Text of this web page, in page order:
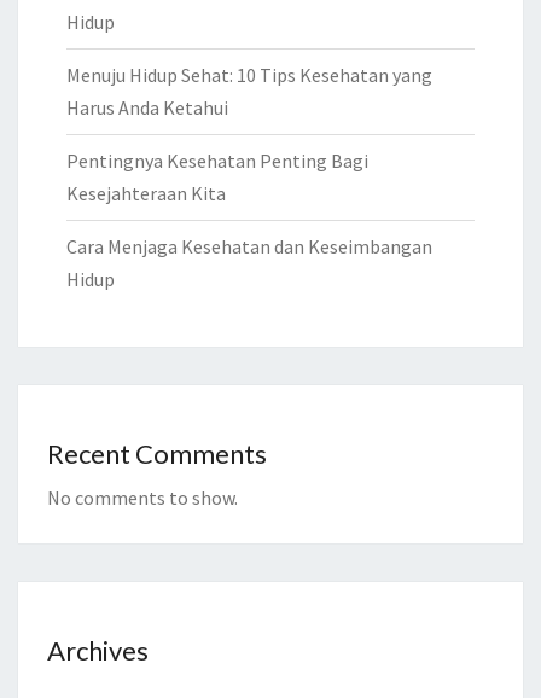
Hidup
Menuju Hidup Sehat: 10 Tips Kesehatan yang
Harus Anda Ketahui
Pentingnya Kesehatan Penting Bagi
Kesejahteraan Kita
Cara Menjaga Kesehatan dan Keseimbangan
Hidup
Recent Comments
No comments to show.
Archives